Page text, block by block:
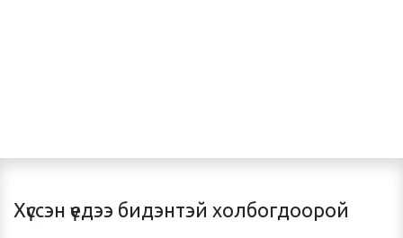
Хүссэн үедээ бидэнтэй холбогдоорой